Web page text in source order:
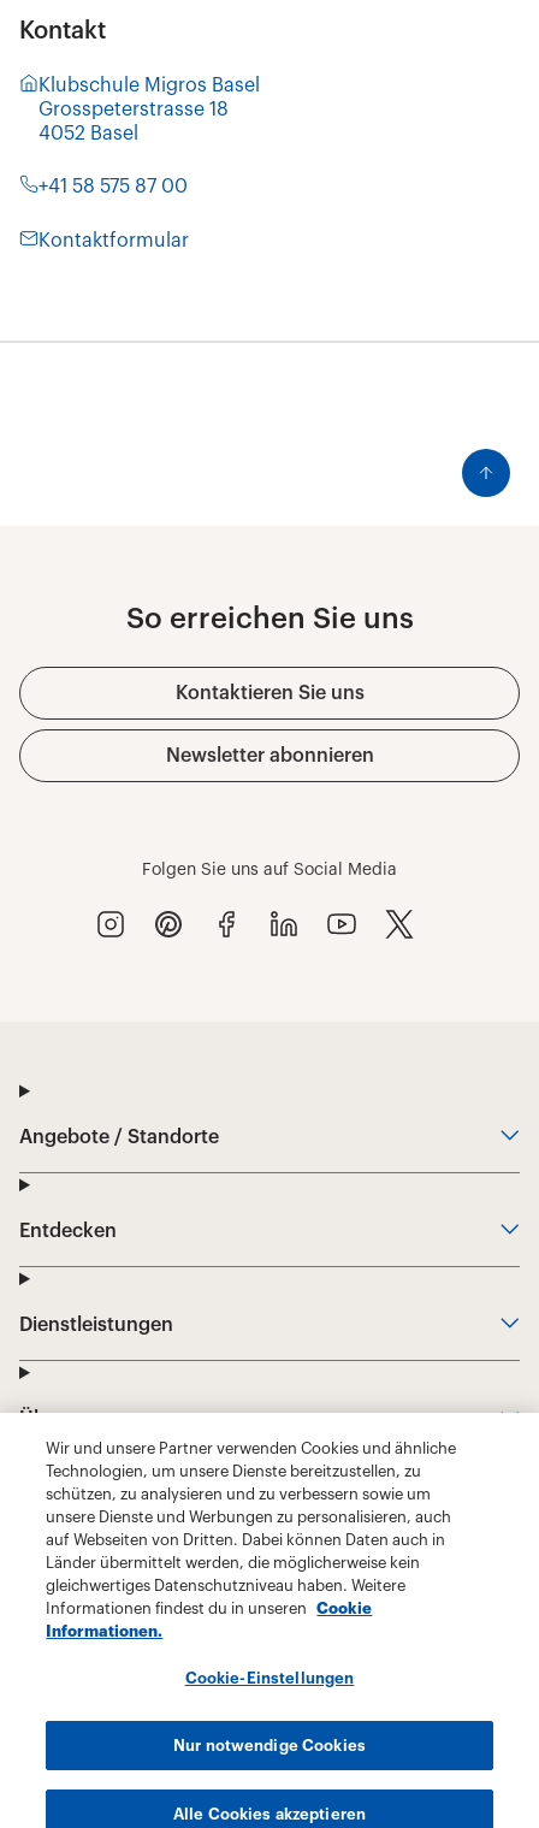
Wir und unsere Partner verwenden Cookies und ähnliche
Technologien, um unsere Dienste bereitzustellen, zu
schützen, zu analysieren und zu verbessern sowie um
unsere Dienste und Werbungen zu personalisieren, auch
auf Webseiten von Dritten. Dabei können Daten auch in
Länder übermittelt werden, die möglicherweise kein
gleichwertiges Datenschutzniveau haben. Weitere
Informationen findest du in unseren
Cookie
Informationen.
Cookie-Einstellungen
Nur notwendige Cookies
Alle Cookies akzeptieren